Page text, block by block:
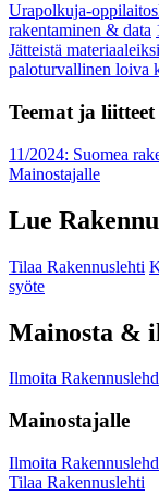
Urapolkuja-
rakentaminen & data
Jätteistä materiaaleiksi
paloturvallinen loiva
Teemat ja liitteet
11/2024: Suomea
Mainostajalle
Lue
Tilaa Rakennuslehti
syöte
Mainosta &
Ilmoita
Mainostajalle
Ilmoita
Tilaa Rakennuslehti